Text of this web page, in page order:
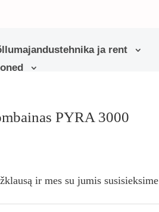
ja rent
PYRA 3000
ir mes su jumis susisieksime